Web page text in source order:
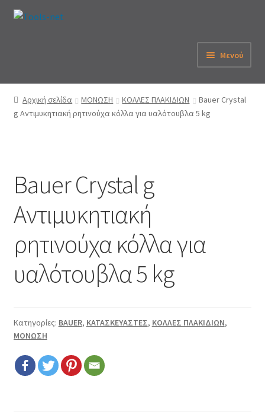
Απευθείας
Μετάβαση
Μενού
Αρχική
Εταιρεία
Λογαριασμός
Καλάθι
Παραγγελία
Επικοινωνία
Πολιτική cookies
Αρχική σελίδα ΜΟΝΩΣΗ ΚΟΛΛΕΣ ΠΛΑΚΙΔΙΩΝ
Bauer Crystal
g Aντιμυκητιακή ρητινούχα κόλλα για υαλότουβλα 5 kg
Bauer Crystal g
Aντιμυκητιακή
ρητινούχα κόλλα για
υαλότουβλα 5 kg
Κατηγορίες: BAUER, ΚΑΤΑΣΚΕΥΑΣΤΕΣ, ΚΟΛΛΕΣ ΠΛΑΚΙΔΙΩΝ,
ΜΟΝΩΣΗ